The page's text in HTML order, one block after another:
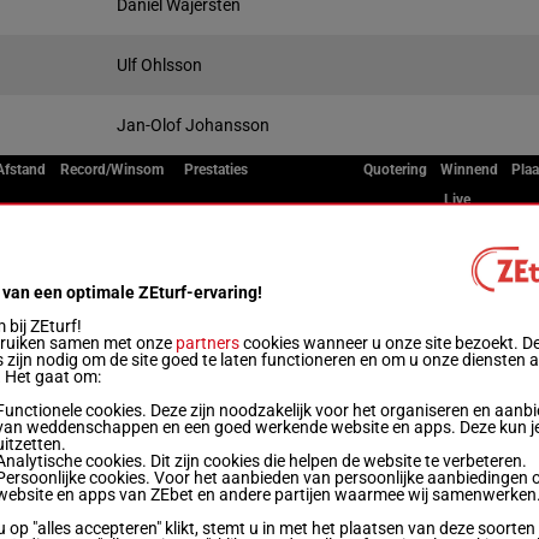
Daniel Wäjersten
Ulf Ohlsson
Jan-Olof Johansson
Record/Winsom Prestaties Quotering Winnend
Live
1'15"6
1'13"5 Qa (24) Qa
1'13"5
een optimale ZEturf-ervaring!
bij ZEturf!
samen met onze partnerscookies wanneer u onze site bezoekt.
zijn nodig om de site goed te laten functioneren en om u onze diensten
Het gaat om:
cookies. Deze zijn noodzakelijk voor het organiseren en
weddenschappen en een goed werkende website en apps. Deze kun
cookies. Dit zijn cookies die helpen de website te verbeteren.
cookies. Voor het aanbieden van persoonlijke aanbiedingen
en apps van ZEbet en andere partijen waarmee wij
op "alles accepteren" klikt, stemt u in met het plaatsen van deze soorten